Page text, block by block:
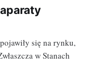
się na rynku,
w Stanach